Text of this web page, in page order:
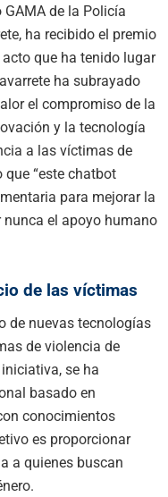
GAMA de la Policía
ha recibido el premio
que ha tenido lugar
ha subrayado
el compromiso de la
y la tecnología
a las víctimas de
que “este chatbot
para mejorar la
el apoyo humano
de las víctimas
de nuevas tecnologías
de violencia de
se ha
basado en
conocimientos
es proporcionar
a quienes buscan